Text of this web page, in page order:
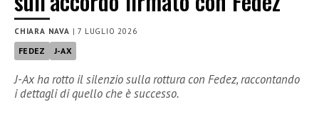
CHIARA NAVA |7 LUGLIO 2026
FEDEZ J-AX
J-Ax ha rotto il silenzio sulla rottura con Fedez, raccontando
i dettagli di quello che è successo.